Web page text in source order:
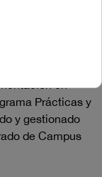
(UNIA) viene
en
Prácticas y
y gestionado
de Campus